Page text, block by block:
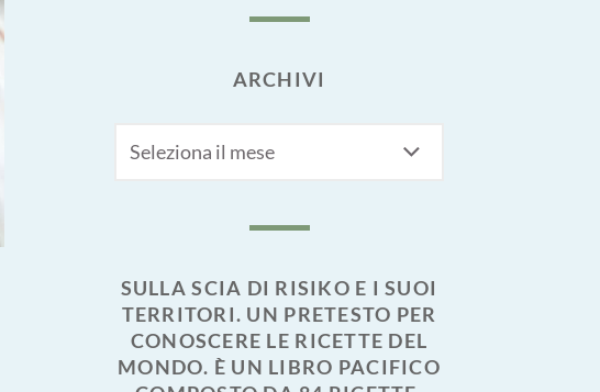
ARCHIVI
SULLA SCIA DI RISIKO E I SUOI
TERRITORI. UN PRETESTO PER
CONOSCERE LE RICETTE DEL
MONDO. È UN LIBRO PACIFICO